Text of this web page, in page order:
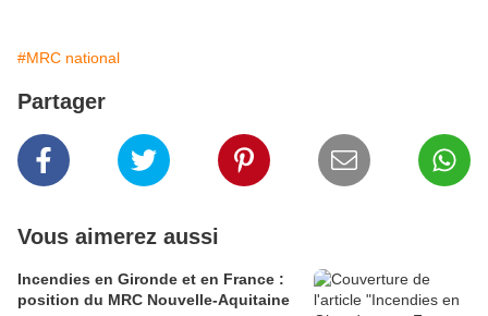
#MRC national
Partager
Vous aimerez aussi
Incendies en Gironde et en France :
position du MRC Nouvelle-Aquitaine